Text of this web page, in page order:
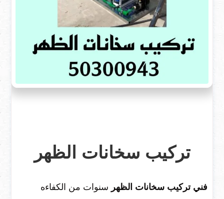
تركيب سخانات الظهر
فني تركيب سخانات الظهر سنوات من الكفاءه